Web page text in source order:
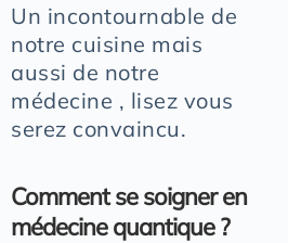
Un incontournable de
notre cuisine mais
aussi de notre
médecine , lisez vous
serez convaincu.
Comment se soigner en
médecine quantique ?